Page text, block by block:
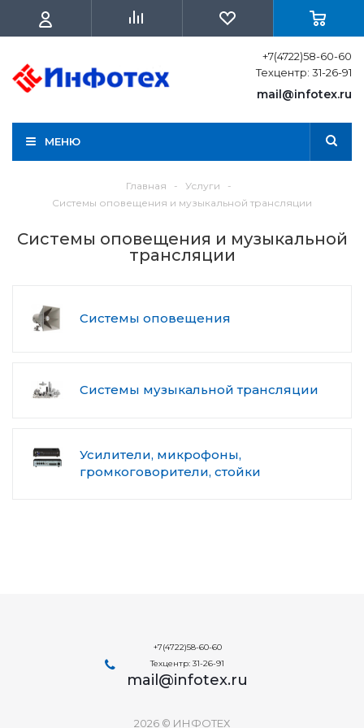
+7(4722)58-60-60
Техцентр: 31-26-91
mail@infotex.ru
МЕНЮ
Главная - Услуги
-
Системы оповещения и музыкальной трансляции
Системы оповещения и музыкальной
трансляции
Системы оповещения
Системы музыкальной трансляции
Усилители, микрофоны,
громкоговорители, стойки
+7(4722)58-60-60
Техцентр: 31-26-91
mail@infotex.ru
2026 © ИНФОТЕХ